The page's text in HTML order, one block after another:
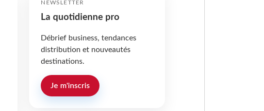
NEWSLETTER
La quotidienne pro
Débrief business, tendances
distribution et nouveautés
destinations.
Je m'inscris